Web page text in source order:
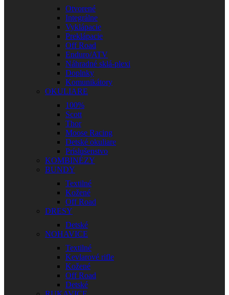
Otvorené
Integrálne
Vyklápacie
Preklápacie
Off Road
Enduro/ATV
Náhradné sklá-plexi
Doplnky
Komunikátory
OKULIARE
100%
Scott
Thor
Moose Racing
Detské okuliare
Príslušenstvo
KOMBINÉZY
BUNDY
Textilné
Kožené
Off Road
DRESY
Detské
NOHAVICE
Textilné
Kevlarové rifle
Kožené
Off Road
Detské